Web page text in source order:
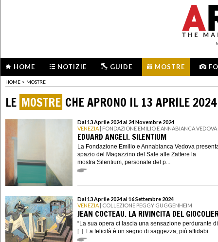
HOME NOTIZIE GUIDE MOSTRE
HOME > MOSTRE
LE MOSTRE CHE APRONO IL 13 APRILE 2024
Dal 13 Aprile 2024 al 24 Novembre 2024
VENEZIA | FONDAZIONE EMILIO E ANNABIANCA VEDOVA
EDUARD ANGELI. SILENTIUM
La Fondazione Emilio e Annabianca Vedova
spazio del Magazzino del Sale alle Zattere la
mostra Silentium, personale del p...
Dal 13 Aprile 2024 al 16 Settembre 2024
VENEZIA | COLLEZIONE PEGGY GUGGENHEIM
JEAN COCTEAU. LA RIVINCITA DEL
“La sua opera ci lascia una sensazione perdurante
[..]. La felicità è un segno di saggezza, più affidabi...